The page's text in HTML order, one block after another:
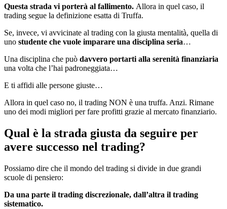
Questa strada vi porterà al fallimento. Allora in quel caso, il
trading segue la definizione esatta di Truffa.
Se, invece, vi avvicinate al trading con la giusta mentalità, quella di
uno studente che vuole imparare una disciplina seria…
Una disciplina che può davvero portarti alla serenità finanziaria
una volta che l’hai padroneggiata…
E ti affidi alle persone giuste…
Allora in quel caso no, il trading NON è una truffa. Anzi. Rimane
uno dei modi migliori per fare profitti grazie al mercato finanziario.
Qual è la strada giusta da seguire per
avere successo nel trading?
Possiamo dire che il mondo del trading si divide in due grandi
scuole di pensiero:
Da una parte il trading discrezionale, dall’altra il trading
sistematico.